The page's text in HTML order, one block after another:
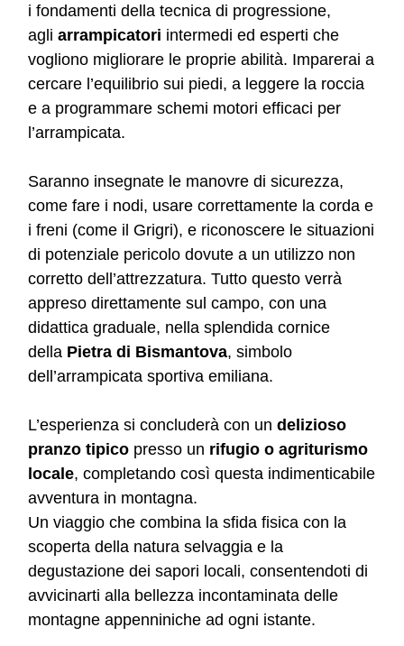
i fondamenti della tecnica di progressione,
agli arrampicatori intermedi ed esperti che
vogliono migliorare le proprie abilità. Imparerai a
cercare l’equilibrio sui piedi, a leggere la roccia
e a programmare schemi motori efficaci per
l’arrampicata.
Saranno insegnate le manovre di sicurezza,
come fare i nodi, usare correttamente la corda e
i freni (come il Grigri), e riconoscere le situazioni
di potenziale pericolo dovute a un utilizzo non
corretto dell’attrezzatura. Tutto questo verrà
appreso direttamente sul campo, con una
didattica graduale, nella splendida cornice
della Pietra di Bismantova, simbolo
dell’arrampicata sportiva emiliana.
L’esperienza si concluderà con un delizioso
pranzo tipico presso un rifugio o agriturismo
locale, completando così questa indimenticabile
avventura in montagna.
Un viaggio che combina la sfida fisica con la
scoperta della natura selvaggia e la
degustazione dei sapori locali, consentendoti di
avvicinarti alla bellezza incontaminata delle
montagne appenniniche ad ogni istante.